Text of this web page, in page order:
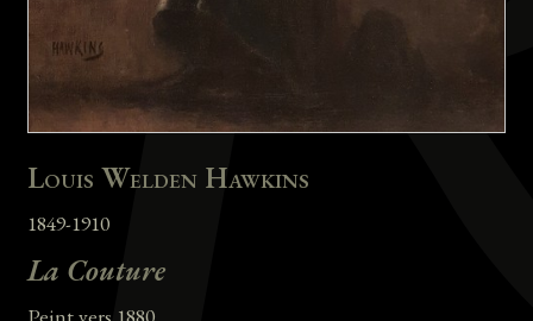
Louis Welden Hawkins
1849-1910
La Couture